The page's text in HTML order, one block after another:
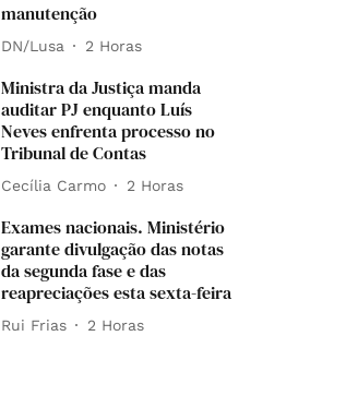
manutenção
DN/Lusa 2 Horas
Ministra da Justiça manda
auditar PJ enquanto Luís
Neves enfrenta processo no
Tribunal de Contas
Cecília Carmo 2 Horas
Exames nacionais. Ministério
garante divulgação das notas
da segunda fase e das
reapreciações esta sexta-feira
Rui Frias 2 Horas